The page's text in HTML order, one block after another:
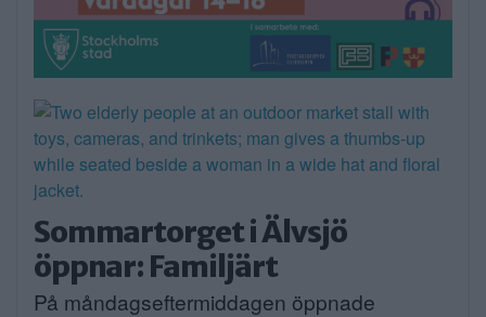
Sommartorget i Älvsjö
öppnar: Familjärt
På måndagseftermiddagen öppnade